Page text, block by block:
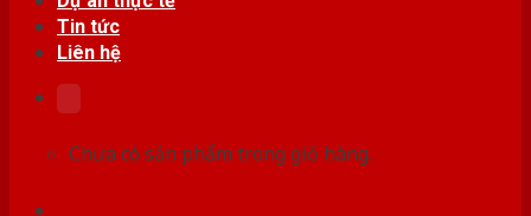
Tin tức
Liên hệ
Chưa có sản phẩm trong giỏ hàng.